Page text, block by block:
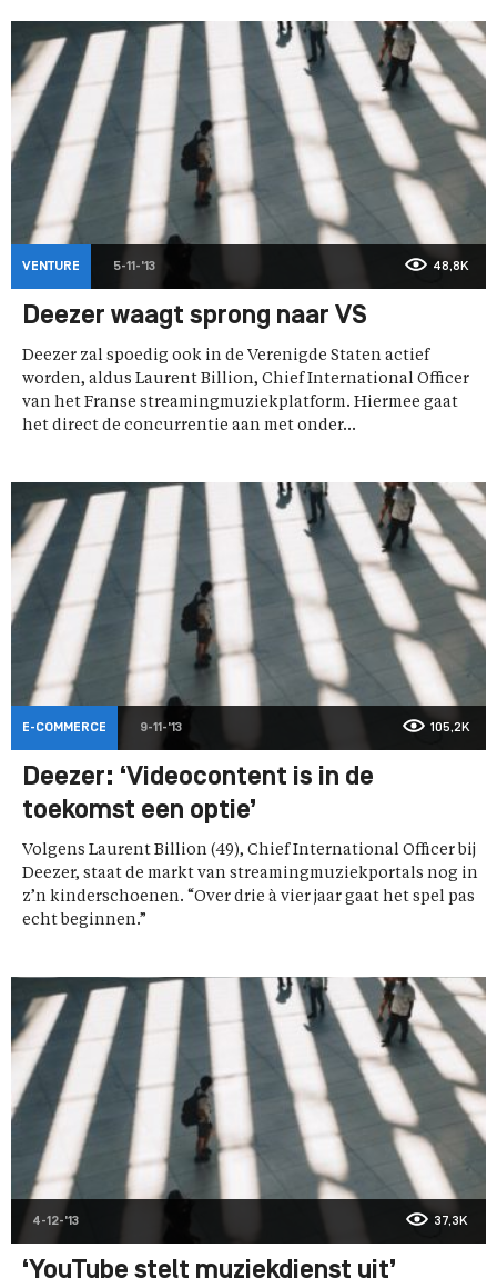
VENTURE 5-11-'13 48,8K
Deezer waagt sprong naar VS
Deezer zal spoedig ook in de Verenigde Staten actief
worden, aldus Laurent Billion, Chief International Officer
van het Franse streamingmuziekplatform. Hiermee gaat
het direct de concurrentie aan met onder...
E-COMMERCE 9-11-'13 105,2K
Deezer: ‘Videocontent is in de
toekomst een optie’
Volgens Laurent Billion (49), Chief International Officer bij
Deezer, staat de markt van streamingmuziekportals nog in
z’n kinderschoenen. “Over drie à vier jaar gaat het spel pas
echt beginnen.”
4-12-'13 37,3K
‘YouTube stelt muziekdienst uit’